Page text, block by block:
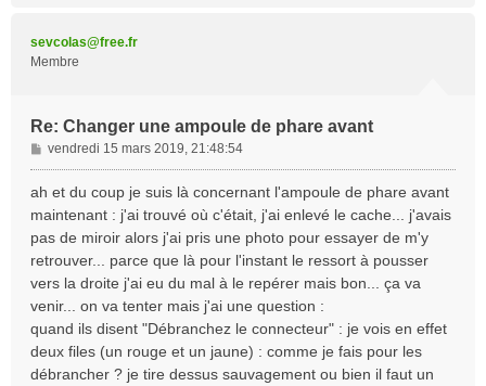
sevcolas@free.fr
Membre
Re: Changer une ampoule de phare avant
M
e
s
g
e
vendredi 15 mars 2019, 21:48:54
ah et du coup je suis là concernant l'ampoule de phare avant
maintenant : j'ai trouvé où c'était, j'ai enlevé le cache... j'avais
pas de miroir alors j'ai pris une photo pour essayer de m'y
retrouver... parce que là pour l'instant le ressort à pousser
vers la droite j'ai eu du mal à le repérer mais bon... ça va
venir... on va tenter mais j'ai une question :
quand ils disent "Débranchez le connecteur" : je vois en effet
deux files (un rouge et un jaune) : comme je fais pour les
débrancher ? je tire dessus sauvagement ou bien il faut un